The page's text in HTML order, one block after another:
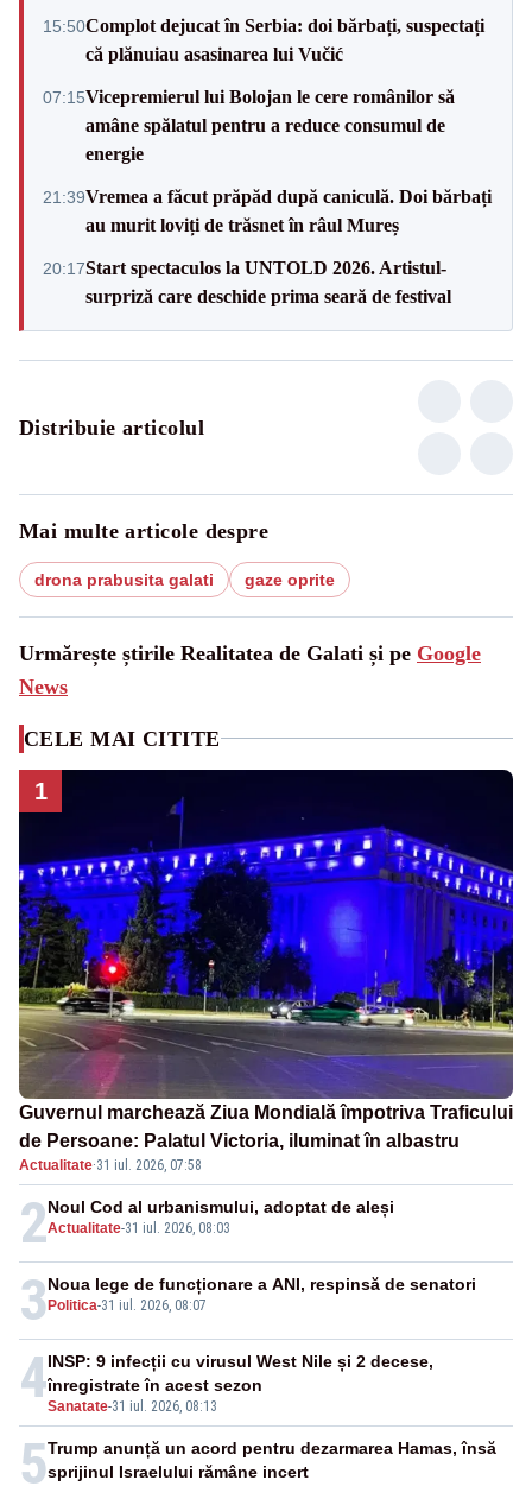
15:50Complot dejucat în Serbia: doi bărbați, suspectați
că plănuiau asasinarea lui Vučić
07:15Vicepremierul lui Bolojan le cere românilor să
amâne spălatul pentru a reduce consumul de
energie
21:39Vremea a făcut prăpăd după caniculă. Doi bărbați
au murit loviți de trăsnet în râul Mureș
20:17Start spectaculos la UNTOLD 2026. Artistul-
surpriză care deschide prima seară de festival
Distribuie articolul
Mai multe articole despre
drona prabusita galati gaze oprite
Urmărește știrile Realitatea de Galati și pe Google
News
CELE MAI CITITE
1
Guvernul marchează Ziua Mondială împotriva Traficului
de Persoane: Palatul Victoria, iluminat în albastru
Actualitate·31 iul. 2026, 07:58
2Actualitate-31 iul. 2026, 08:03
Noul Cod al urbanismului, adoptat de aleși
3 Politica-31 iul. 2026, 08:07
Noua lege de funcționare a ANI, respinsă de senatori
4Sanatate-31 iul. 2026, 08:13
INSP: 9 infecții cu virusul West Nile și 2 decese,
înregistrate în acest sezon
5Trump anunță un acord pentru dezarmarea Hamas, însă
sprijinul Israelului rămâne incert